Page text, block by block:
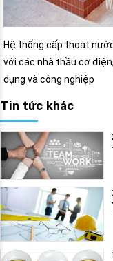
Hệ thống cấp thoát
với các nhà thầu cơ
dụng và công nghiệp
Tin tức khác